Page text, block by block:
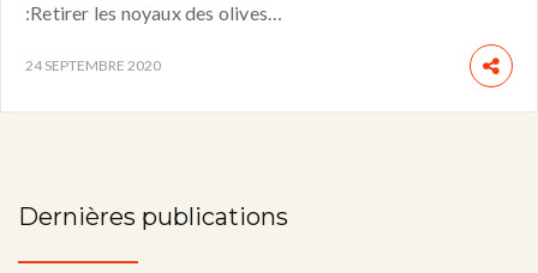
:Retirer les noyaux des olives…
24 SEPTEMBRE 2020
Dernières publications